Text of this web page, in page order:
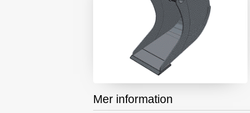
Mer information